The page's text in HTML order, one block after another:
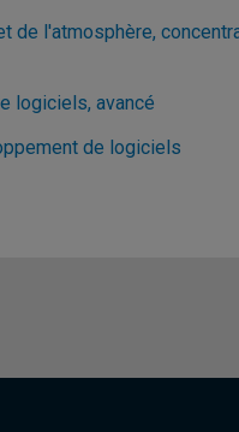
de l'atmosphère,
logiciels, avancé
de logiciels